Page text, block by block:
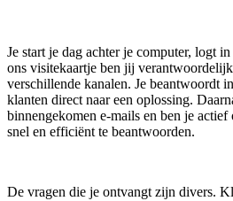
Je start je dag achter je computer, logt
ons visitekaartje ben jij
verschillende kanalen. Je beantwoordt
klanten direct naar een oplossing.
binnengekomen e-mails en ben je
snel en efficiënt te beantwoorden.
De vragen die je ontvangt zijn divers.